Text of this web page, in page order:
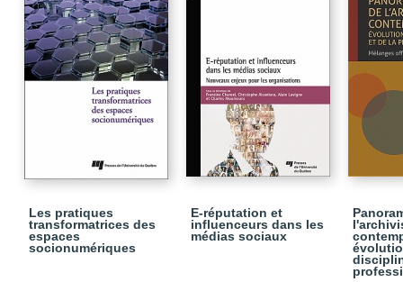
Les pratiques
transformatrices des
espaces
socionumériques
E-réputation et
influenceurs dans les
médias sociaux